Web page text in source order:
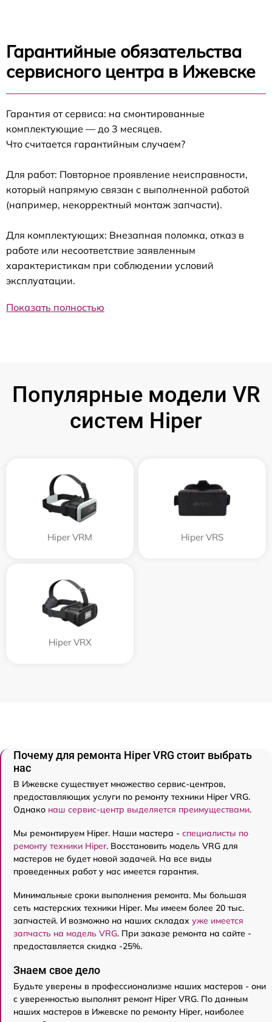
Гарантийные обязательства
сервисного центра в Ижевске
Гарантия от сервиса: на смонтированные
комплектующие — до 3 месяцев.
Что считается гарантийным случаем?
Для работ: Повторное проявление неисправности,
который напрямую связан с выполненной работой
(например, некорректный монтаж запчасти).
Для комплектующих: Внезапная поломка, отказ в
работе или несоответствие заявленным
характеристикам при соблюдении условий
эксплуатации.
Показать полностью
Популярные модели VR
систем Hiper
Hiper VRM Hiper VRS
Hiper VRX
Почему для ремонта Hiper VRG стоит выбрать
нас
В Ижевске существует множество сервис-центров,
предоставляющих услуги по ремонту техники Hiper VRG.
Однако наш сервис-центр выделяется преимуществами.
Мы ремонтируем Hiper. Наши мастера - специалисты по
ремонту техники Hiper. Восстановить модель VRG для
мастеров не будет новой задачей. На все виды
проведенных работ у нас имеется гарантия.
Минимальные сроки выполнения ремонта. Мы большая
сеть мастерских техники Hiper. Мы имеем более 20 тыс.
запчастей. И возможно на наших складах уже имеется
запчасть на модель VRG. При заказе ремонта на сайте -
предоставляется скидка -25%.
Знаем свое дело
Будьте уверены в профессионализме наших мастеров - они
с уверенностью выполнят ремонт Hiper VRG. По данным
наших мастеров в Ижевске по ремонту Hiper, наиболее